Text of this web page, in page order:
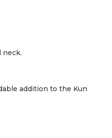
neck.
addition to the Kun